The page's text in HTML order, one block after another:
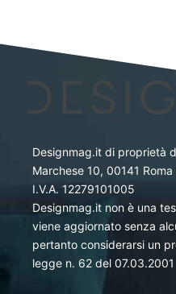
Designmag.it di proprietà
Marchese 10, 00141
I.V.A. 12279101005
Designmag.it non è una
viene aggiornato senza
pertanto considerarsi un
legge n. 62 del 07.03.2001